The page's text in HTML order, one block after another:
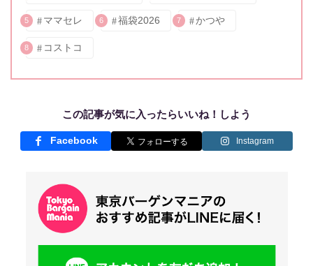
5 ママセレ 6 福袋2026 7 かつや
8 コストコ
この記事が気に入ったらいいね！しよう
Facebook Instagram